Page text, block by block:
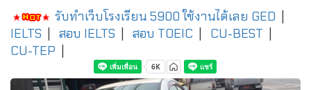
รับทำเว็บโรงเรียน 5900 ใช้งานได้เลย GED
IELTS
สอบ IELTS สอบ TOEIC CU-BEST
CU-TEP